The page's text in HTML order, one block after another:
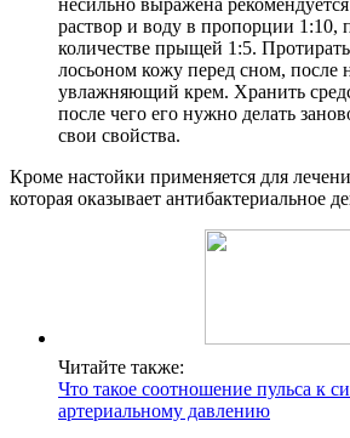
несильно выражена
раствор и воду в пропорции 1:10,
количестве прыщей 1:5.
лосьоном кожу перед сном, после
увлажняющий крем. Хранить
после чего его нужно делать
свои свойства.
Кроме настойки применяется для
которая оказывает антибактериальное
Читайте также:
Что такое соотношение пульса к
артериальному давлению